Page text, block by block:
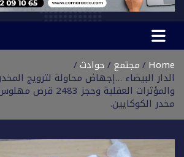
Home مجتمع حوادث
الدار البيضاء …إجهاض محاولة لترويج
مخدر الكوكايين.